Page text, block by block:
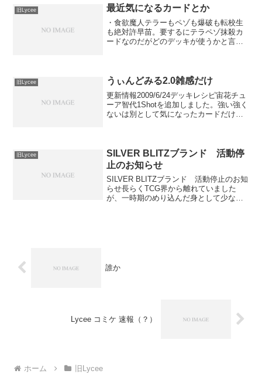
デッキとかと勘違...
旧Lycee 最近気になるカードとか
・食欲魔人テラーもペゾも爆破も転校生
も絶対許早苗。要するにテラペゾ抹殺カ
ードなのだがどのデッキが使うかと言う
うーあー。ただ対応で...
旧Lycee うぃんどみる2.0雑感だけ
更新情報2009/6/24デッキレシピ宙花チュ
ーア智代1Shotを追加しました。強い強く
ないは別として気になったカードだけピ
旧Lycee
SILVER BLITZブランド 活動停
止のお知らせ
SILVER BLITZブランド 活動停止のお知
らせ長らくTCG界から離れていました
が、一時期のめり込んだ身として少なか
誰か
Lycee コミケ 速報（？）
ホーム 旧Lycee